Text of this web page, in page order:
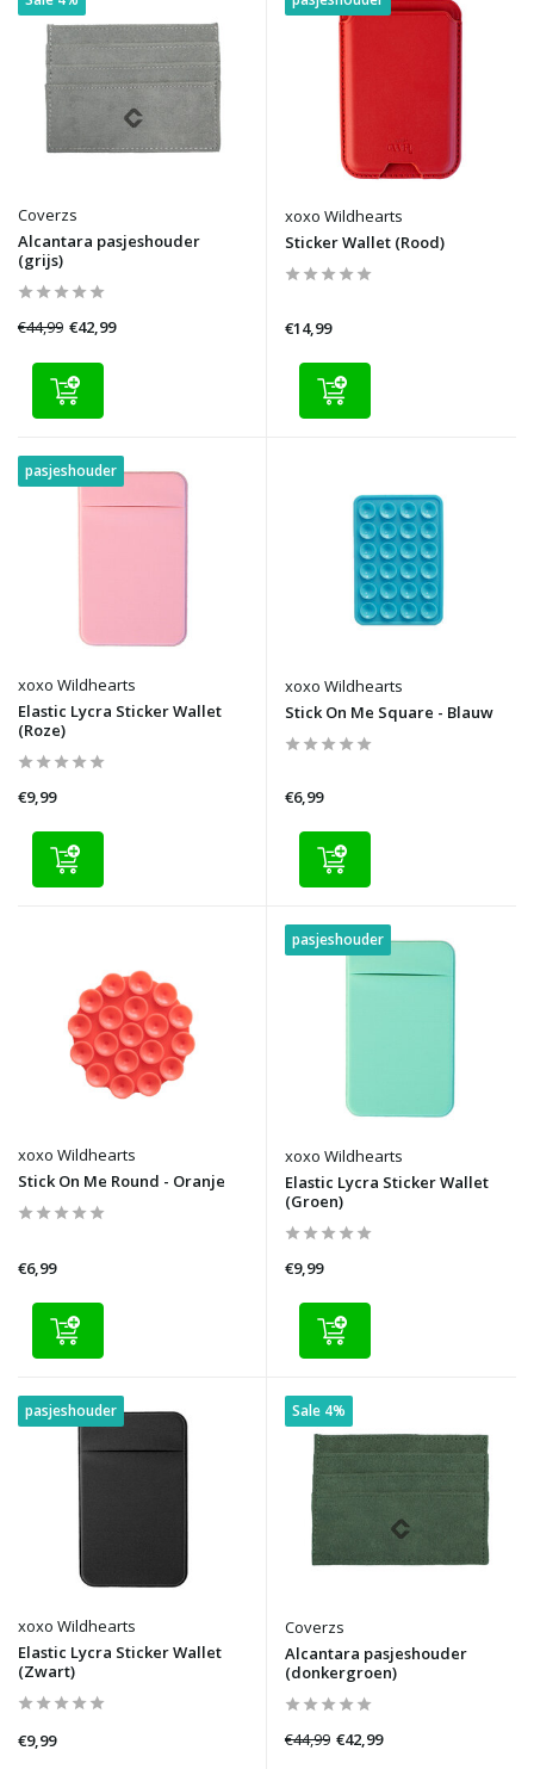
Coverzs
Alcantara pasjeshouder
(grijs)
€44,99 €42,99
xoxo Wildhearts
Sticker Wallet (Rood)
€14,99
pasjeshouder
xoxo Wildhearts
Elastic Lycra Sticker Wallet
(Roze)
€9,99
xoxo Wildhearts
Stick On Me Square - Blauw
€6,99
xoxo Wildhearts
Stick On Me Round - Oranje
€6,99
pasjeshouder
xoxo Wildhearts
Elastic Lycra Sticker Wallet
(Groen)
€9,99
pasjeshouder
xoxo Wildhearts
Elastic Lycra Sticker Wallet
(Zwart)
€9,99
Sale 4%
Coverzs
Alcantara pasjeshouder
(donkergroen)
€44,99 €42,99